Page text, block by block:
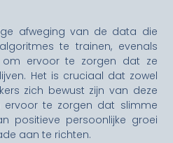
afweging van de data die
te trainen, evenals
om ervoor te zorgen dat ze
Het is cruciaal dat zowel
zich bewust zijn van deze
te zorgen dat slimme
positieve persoonlijke groei
aan te richten.